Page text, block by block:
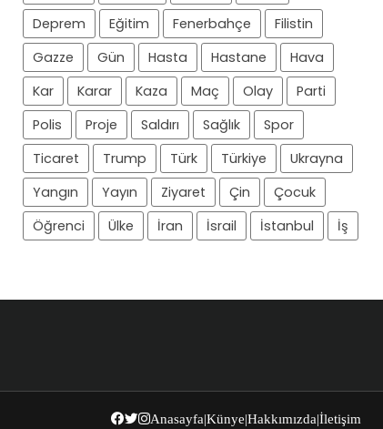
Deprem
Eğitim Fenerbahçe
Filistin
Gazze
Gün Hasta Hastane
Hava
Kar
Karar Kaza Maç Olay
Parti
Polis
Proje Saldırı Sağlık
Spor
Ticaret
Trump Türk Türkiye
Ukrayna
Yangın
Yayın Ziyaret Çin
Çocuk
Öğrenci
Ülke İran İsrail İstanbul İş
Anasayfa|Künye|Hakkımızda|İletişim